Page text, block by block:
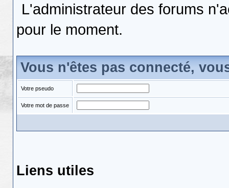
L'administrateur des forums
pour le moment.
Vous n'êtes pas connecté,
Votre pseudo
Votre mot de passe
Liens utiles